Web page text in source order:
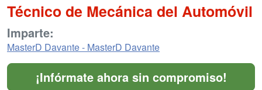
Técnico de Mecánica del Automóvil
Imparte:
MasterD Davante - MasterD Davante
¡Infórmate ahora sin compromiso!